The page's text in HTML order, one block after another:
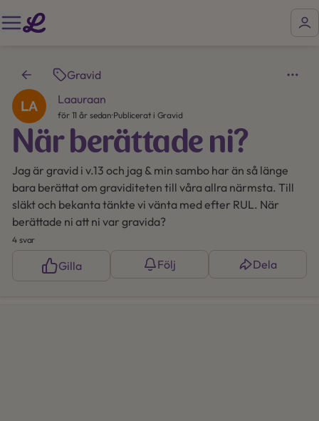
Gravid
Laauraan
för 11 år sedan·Publicerat i Gravid
När berättade ni?
Jag är gravid i v.13 och jag & min sambo har än så länge
bara berättat om graviditeten till våra allra närmsta. Till
släkt och bekanta tänkte vi vänta med efter RUL. När
berättade ni att ni var gravida?
4 svar
Gilla Följ Dela